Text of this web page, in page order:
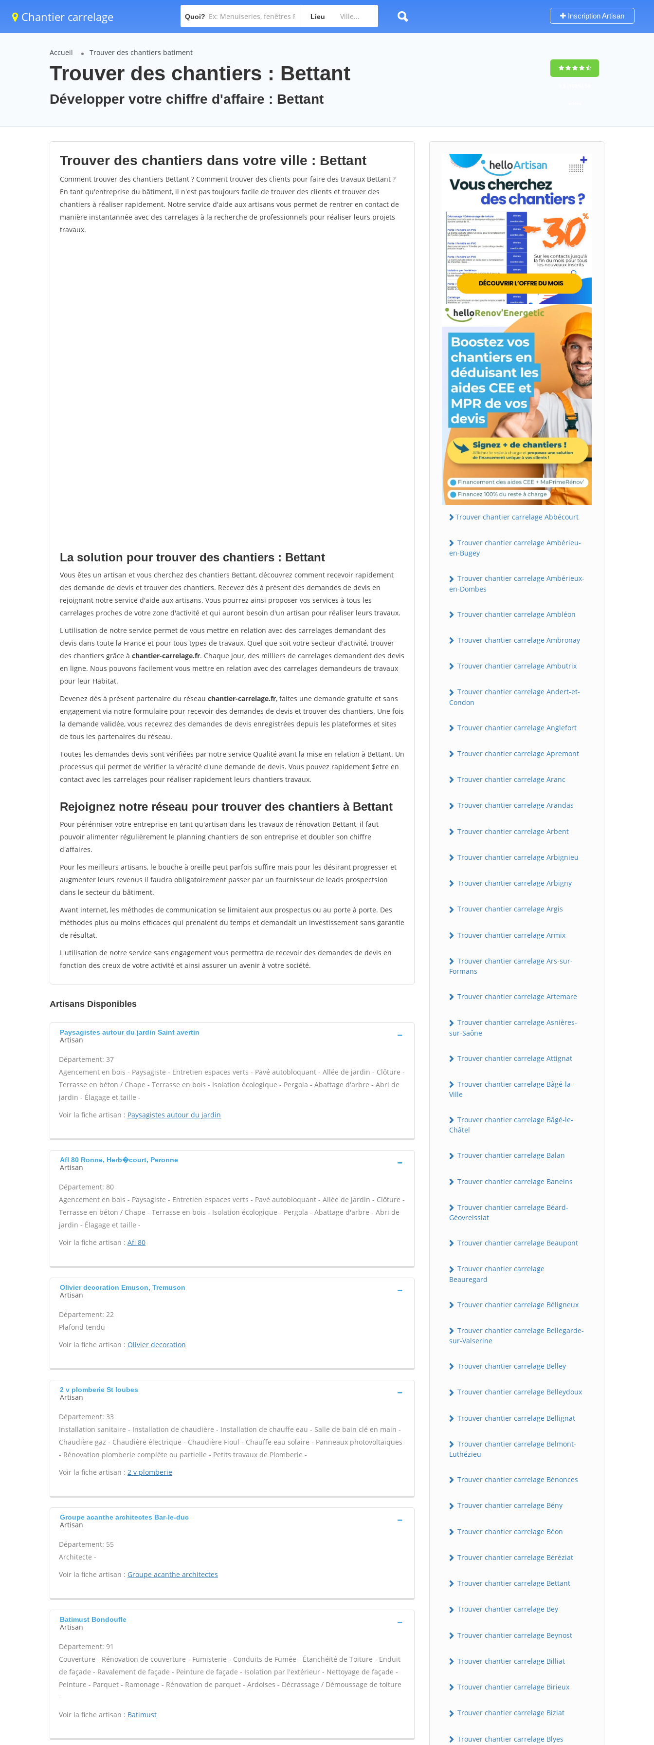
Chantier carrelage Quoi? Lieu Inscription Artisan
Accueil Trouver des chantiers batiment
Trouver des chantiers : Bettant
Développer votre chiffre d'affaire : Bettant
Trouver des chantiers dans votre ville : Bettant
Comment trouver des chantiers Bettant ? Comment trouver des clients pour faire des travaux Bettant ?
En tant qu'entreprise du bâtiment, il n'est pas toujours facile de trouver des clients et trouver des
chantiers à réaliser rapidement. Notre service d'aide aux artisans vous permet de rentrer en contact de
manière instantannée avec des carrelages à la recherche de professionnels pour réaliser leurs projets
travaux.
La solution pour trouver des chantiers : Bettant
Vous êtes un artisan et vous cherchez des chantiers Bettant, découvrez comment recevoir rapidement
des demande de devis et trouver des chantiers. Recevez dès à présent des demandes de devis en
rejoignant notre service d'aide aux artisans. Vous pourrez ainsi proposer vos services à tous les
carrelages proches de votre zone d'activité et qui auront besoin d'un artisan pour réaliser leurs travaux.
L'utilisation de notre service permet de vous mettre en relation avec des carrelages demandant des
devis dans toute la France et pour tous types de travaux. Quel que soit votre secteur d'activité, trouver
des chantiers grâce à chantier-carrelage.fr. Chaque jour, des milliers de carrelages demandent des devis
en ligne. Nous pouvons facilement vous mettre en relation avec des carrelages demandeurs de travaux
pour leur Habitat.
Devenez dès à présent partenaire du réseau chantier-carrelage.fr, faites une demande gratuite et sans
engagement via notre formulaire pour recevoir des demandes de devis et trouver des chantiers. Une fois
la demande validée, vous recevrez des demandes de devis enregistrées depuis les plateformes et sites
de tous les partenaires du réseau.
Toutes les demandes devis sont vérifiées par notre service Qualité avant la mise en relation à Bettant. Un
processus qui permet de vérifier la véracité d'une demande de devis. Vous pouvez rapidement $etre en
contact avec les carrelages pour réaliser rapidement leurs chantiers travaux.
Rejoignez notre réseau pour trouver des chantiers à Bettant
Pour pérénniser votre entreprise en tant qu'artisan dans les travaux de rénovation Bettant, il faut
pouvoir alimenter régulièrement le planning chantiers de son entreprise et doubler son chiffre
d'affaires.
Pour les meilleurs artisans, le bouche à oreille peut parfois suffire mais pour les désirant progresser et
augmenter leurs revenus il faudra obligatoirement passer par un fournisseur de leads prospectsion
dans le secteur du bâtiment.
Avant internet, les méthodes de communication se limitaient aux prospectus ou au porte à porte. Des
méthodes plus ou moins efficaces qui prenaient du temps et demandait un investissement sans garantie
de résultat.
L'utilisation de notre service sans engagement vous permettra de recevoir des demandes de devis en
fonction des creux de votre activité et ainsi assurer un avenir à votre société.
Artisans Disponibles
Paysagistes autour du jardin Saint avertin
Artisan
Département: 37
Agencement en bois - Paysagiste - Entretien espaces verts - Pavé autobloquant - Allée de jardin - Clôture -
Terrasse en béton / Chape - Terrasse en bois - Isolation écologique - Pergola - Abattage d'arbre - Abri de
jardin - Élagage et taille -
Voir la fiche artisan : Paysagistes autour du jardin
Afl 80 Ronne, Herb�court, Peronne
Artisan
Département: 80
Agencement en bois - Paysagiste - Entretien espaces verts - Pavé autobloquant - Allée de jardin - Clôture -
Terrasse en béton / Chape - Terrasse en bois - Isolation écologique - Pergola - Abattage d'arbre - Abri de
jardin - Élagage et taille -
Voir la fiche artisan : Afl 80
Olivier decoration Emuson, Tremuson
Artisan
Département: 22
Plafond tendu -
Voir la fiche artisan : Olivier decoration
2 v plomberie St loubes
Artisan
Département: 33
Installation sanitaire - Installation de chaudière - Installation de chauffe eau - Salle de bain clé en main -
Chaudière gaz - Chaudière électrique - Chaudière Fioul - Chauffe eau solaire - Panneaux photovoltaïques
- Rénovation plomberie complète ou partielle - Petits travaux de Plomberie -
Voir la fiche artisan : 2 v plomberie
Groupe acanthe architectes Bar-le-duc
Artisan
Département: 55
Architecte -
Voir la fiche artisan : Groupe acanthe architectes
Batimust Bondoufle
Artisan
Département: 91
Couverture - Rénovation de couverture - Fumisterie - Conduits de Fumée - Étanchéité de Toiture - Enduit
de façade - Ravalement de façade - Peinture de façade - Isolation par l'extérieur - Nettoyage de façade -
Peinture - Parquet - Ramonage - Rénovation de parquet - Ardoises - Décrassage / Démoussage de toiture
-
Voir la fiche artisan : Batimust
Trouver chantier carrelage Abbécourt
Trouver chantier carrelage Ambérieu-
en-Bugey
Trouver chantier carrelage Ambérieux-
en-Dombes
Trouver chantier carrelage Ambléon
Trouver chantier carrelage Ambronay
Trouver chantier carrelage Ambutrix
Trouver chantier carrelage Andert-et-
Condon
Trouver chantier carrelage Anglefort
Trouver chantier carrelage Apremont
Trouver chantier carrelage Aranc
Trouver chantier carrelage Arandas
Trouver chantier carrelage Arbent
Trouver chantier carrelage Arbignieu
Trouver chantier carrelage Arbigny
Trouver chantier carrelage Argis
Trouver chantier carrelage Armix
Trouver chantier carrelage Ars-sur-
Formans
Trouver chantier carrelage Artemare
Trouver chantier carrelage Asnières-
sur-Saône
Trouver chantier carrelage Attignat
Trouver chantier carrelage Bâgé-la-
Ville
Trouver chantier carrelage Bâgé-le-
Châtel
Trouver chantier carrelage Balan
Trouver chantier carrelage Baneins
Trouver chantier carrelage Béard-
Géovreissiat
Trouver chantier carrelage Beaupont
Trouver chantier carrelage
Beauregard
Trouver chantier carrelage Béligneux
Trouver chantier carrelage Bellegarde-
sur-Valserine
Trouver chantier carrelage Belley
Trouver chantier carrelage Belleydoux
Trouver chantier carrelage Bellignat
Trouver chantier carrelage Belmont-
Luthézieu
Trouver chantier carrelage Bénonces
Trouver chantier carrelage Bény
Trouver chantier carrelage Béon
Trouver chantier carrelage Béréziat
Trouver chantier carrelage Bettant
Trouver chantier carrelage Bey
Trouver chantier carrelage Beynost
Trouver chantier carrelage Billiat
Trouver chantier carrelage Birieux
Trouver chantier carrelage Biziat
Trouver chantier carrelage Blyes